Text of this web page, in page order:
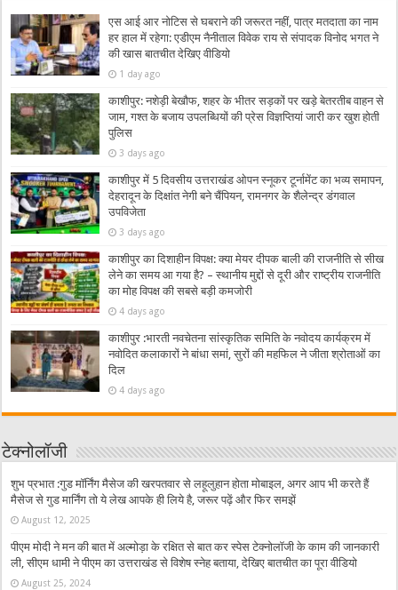
एस आई आर नोटिस से घबराने की जरूरत नहीं, पात्र मतदाता का नाम
हर हाल में रहेगा: एडीएम नैनीताल विवेक राय से संपादक विनोद भगत ने
की खास बातचीत देखिए वीडियो
1 day ago
काशीपुर: नशेड़ी बेखौफ, शहर के भीतर सड़कों पर खड़े बेतरतीब वाहन से
जाम, गश्त के बजाय उपलब्धियों की प्रेस विज्ञप्तियां जारी कर खुश होती
पुलिस
3 days ago
काशीपुर में 5 दिवसीय उत्तराखंड ओपन स्नूकर टूर्नामेंट का भव्य समापन,
देहरादून के दिक्षांत नेगी बने चैंपियन, रामनगर के शैलेन्द्र डंगवाल
उपविजेता
3 days ago
काशीपुर का दिशाहीन विपक्ष: क्या मेयर दीपक बाली की राजनीति से सीख
लेने का समय आ गया है? – स्थानीय मुद्दों से दूरी और राष्ट्रीय राजनीति
का मोह विपक्ष की सबसे बड़ी कमजोरी
4 days ago
काशीपुर :भारती नवचेतना सांस्कृतिक समिति के नवोदय कार्यक्रम में
नवोदित कलाकारों ने बांधा समां, सुरों की महफिल ने जीता श्रोताओं का
दिल
4 days ago
टेक्नोलॉजी
शुभ प्रभात :गुड मॉर्निंग मैसेज की खरपतवार से लहूलुहान होता मोबाइल, अगर आप भी करते हैं
मैसेज से गुड मार्निंग तो ये लेख आपके ही लिये है, जरूर पढ़ें और फिर समझें
August 12, 2025
पीएम मोदी ने मन की बात में अल्मोड़ा के रक्षित से बात कर स्पेस टेक्नोलॉजी के काम की जानकारी
ली, सीएम धामी ने पीएम का उत्तराखंड से विशेष स्नेह बताया, देखिए बातचीत का पूरा वीडियो
August 25, 2024